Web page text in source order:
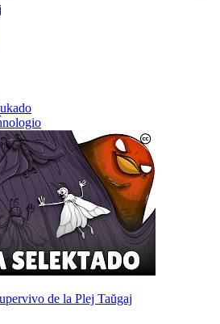
de la Plej Taŭgaj